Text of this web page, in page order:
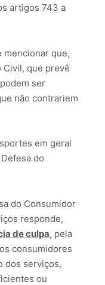
artigos 743 a
mencionar que,
Civil, que prevê
ser
não contrariem
em geral
do
do Consumidor
responde,
de culpa, pela
consumidores
dos serviços,
ou